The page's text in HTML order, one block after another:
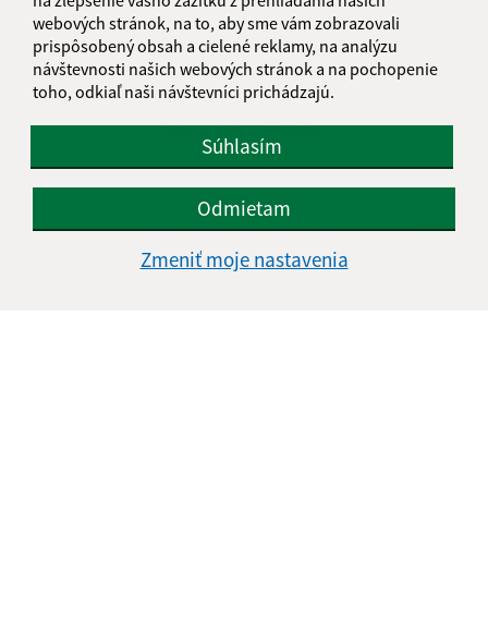
webových stránok, na to, aby sme vám zobrazovali
prispôsobený obsah a cielené reklamy, na analýzu
návštevnosti našich webových stránok a na pochopenie
toho, odkiaľ naši návštevníci prichádzajú.
Súhlasím
Odmietam
Zmeniť moje nastavenia
Informácie o stránke:
Vyhlásenie o prístupnosti
Autorské práva
Ochrana osobných údajov
Navigácia: